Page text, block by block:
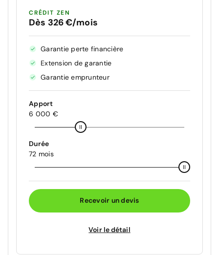
CRÉDIT ZEN
Dès 326 €/mois
Garantie perte financière
Extension de garantie
Garantie emprunteur
Apport
6 000 €
Durée
72 mois
Recevoir un devis
Voir le détail